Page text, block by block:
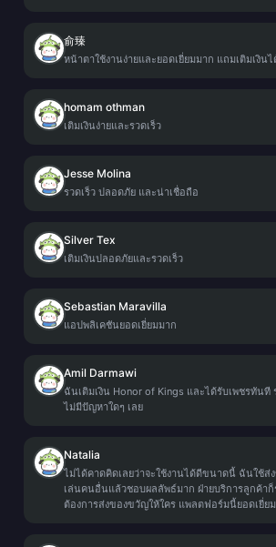
俞臻
หน้าตาใช้งานง่ายและยอดเยี่ยมมาก แถมเติมเงินไ
homam othman
เติมเงินง่ายและรวดเร็ว
Jesse Molina
รวดเร็ว ปลอดภัย และน่าเชื่อถือ
Silver Tex
เติมเงินปลอดภัยและรวดเร็ว
Sebastian Maravilla
แอปพลิเคชันยอดเยี่ยมมาก
Amil Darmawi
ฉันเติมเงิน Honor of Kings และได้รับเพชรทันที
ไม่มีปัญหาใดๆ เลย
Natalia
ไม่ได้คาดคิดเลยว่าจะใช้งานได้ดีขนาดนี้ ฉันใช้ส่
เล่นคนอื่นแล้วชอบผลลัพธ์มาก ฝ่ายบริการลูกค้า
ต้องการส่งของขวัญให้ใคร แพลตฟอร์มนี้ยอดเยี่ย